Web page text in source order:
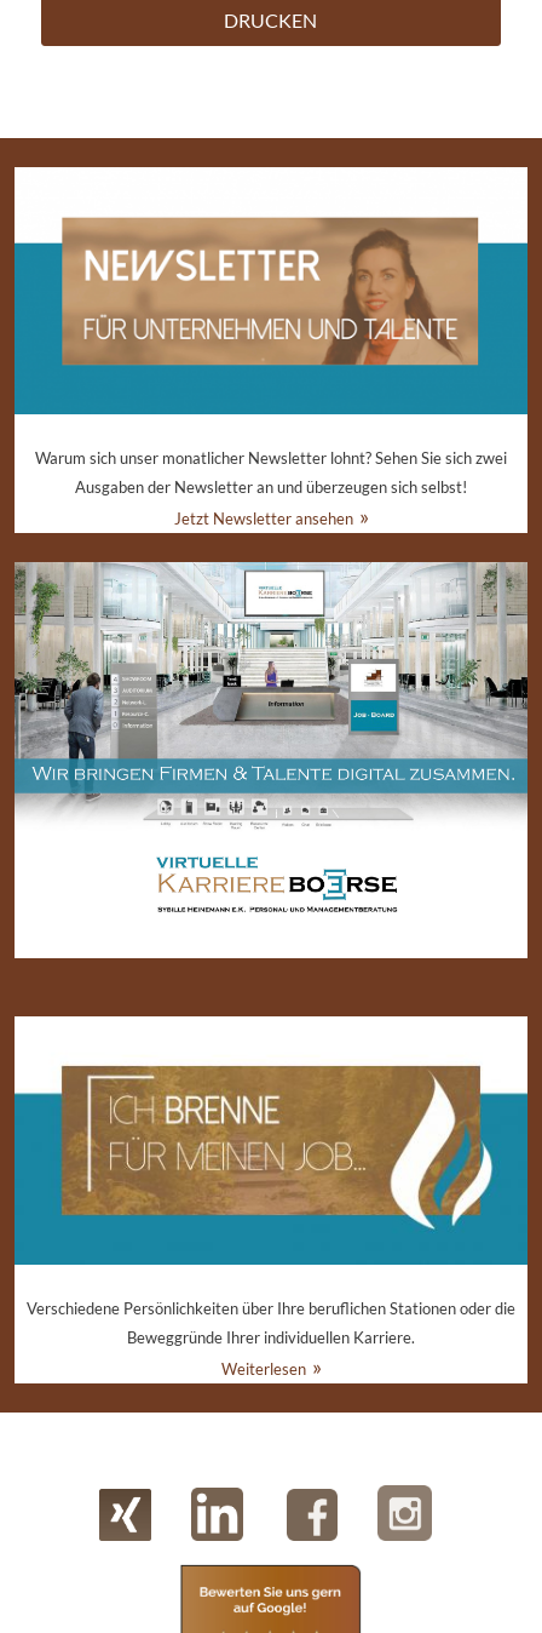
DRUCKEN
Warum sich unser monatlicher Newsletter lohnt? Sehen Sie sich zwei
Ausgaben der Newsletter an und überzeugen sich selbst!
Jetzt Newsletter ansehen
Verschiedene Persönlichkeiten über Ihre beruflichen Stationen oder die
Beweggründe Ihrer individuellen Karriere.
Weiterlesen